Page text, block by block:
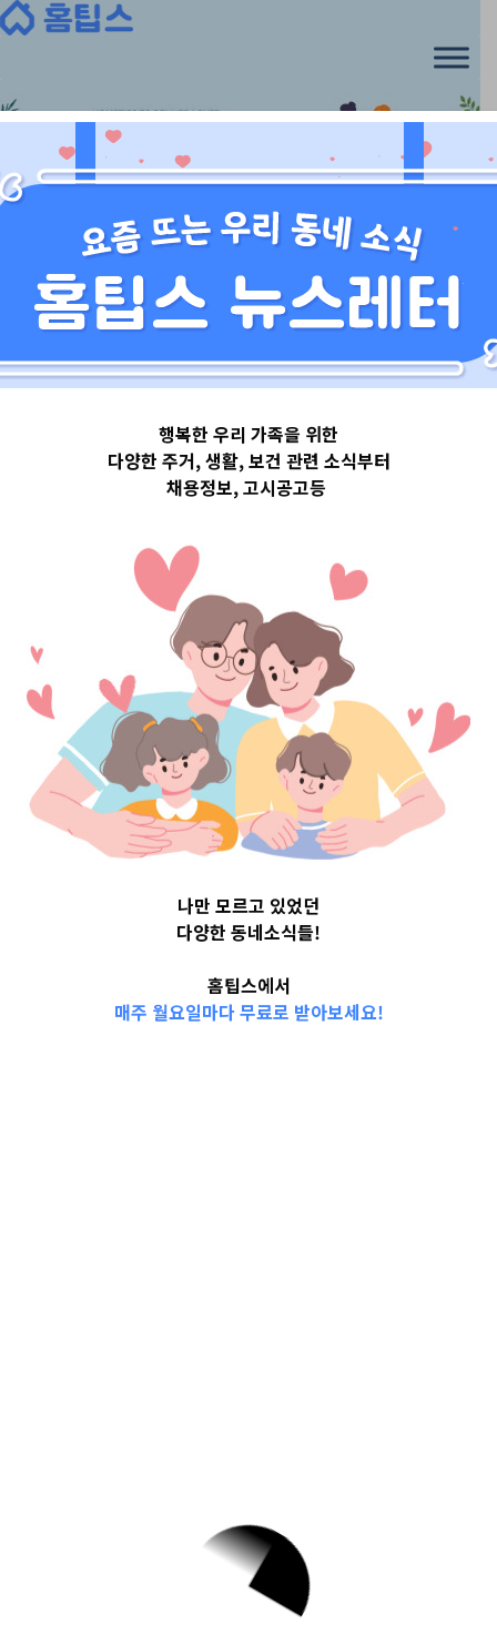
Skip
7신생아 생후 1개월, 용품 가이드, 위생
[기저귀 가이드]
스마트한 기저귀
선택하기
2020-07-13
readybaby-admin
행복한 우리 가족을 위한
다양한 주거, 생활, 보건 관련 소식부터
채용정보, 고시공고등
나만 모르고 있었던
다양한 동네소식들!
홈팁스에서
매주 월요일마다 무료로 받아보세요!